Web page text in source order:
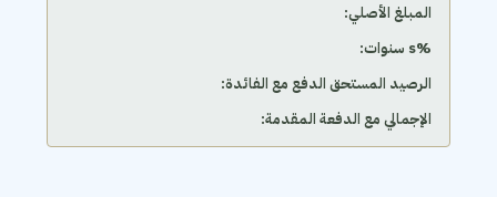
المبلغ الأصلي:
‫%s سنوات:
الرصيد المستحق الدفع مع الفائدة:
الإجمالي مع الدفعة المقدمة: